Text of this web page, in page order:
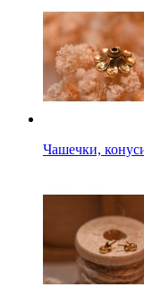
Чашечки,